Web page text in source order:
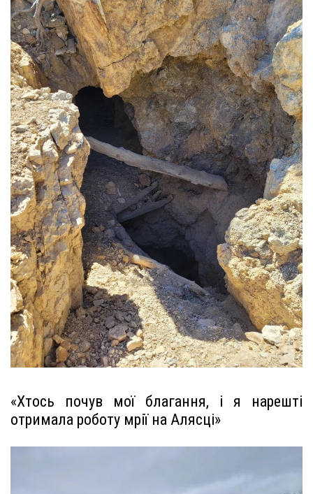
«Хтось почув мої благання, і я нарешті
отримала роботу мрії на Алясці»